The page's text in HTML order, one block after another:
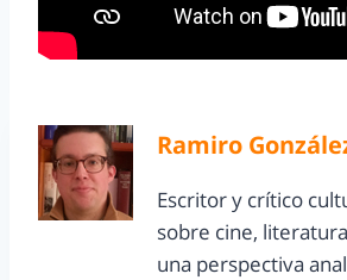
Ramiro
Escritor y crítico
sobre cine,
una perspectiva